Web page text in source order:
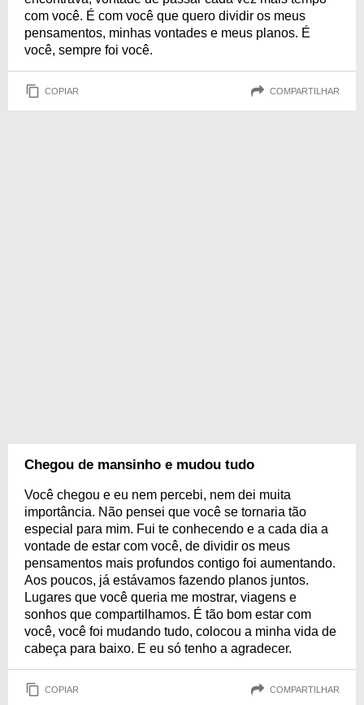
com você. É com você que quero dividir os meus
pensamentos, minhas vontades e meus planos. É
você, sempre foi você.
COPIAR COMPARTILHAR
Chegou de mansinho e mudou tudo
Você chegou e eu nem percebi, nem dei muita
importância. Não pensei que você se tornaria tão
especial para mim. Fui te conhecendo e a cada dia a
vontade de estar com você, de dividir os meus
pensamentos mais profundos contigo foi aumentando.
Aos poucos, já estávamos fazendo planos juntos.
Lugares que você queria me mostrar, viagens e
sonhos que compartilhamos. É tão bom estar com
você, você foi mudando tudo, colocou a minha vida de
cabeça para baixo. E eu só tenho a agradecer.
COPIAR COMPARTILHAR